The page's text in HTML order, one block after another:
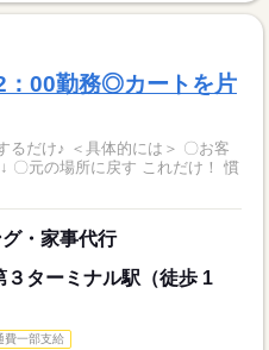
00勤務◎カートを片
は＞ 〇お客
元の場所に戻す これだけ！ 慣
・家事代行
ターミナル駅（徒歩 1
費一部支給